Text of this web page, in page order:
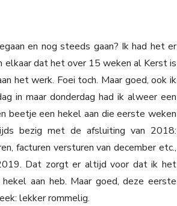
en nog steeds gaan? Ik had het er
elkaar dat het over 15 weken al Kerst is
het werk. Foei toch. Maar goed, ook ik
in maar donderdag had ik alweer een
beetje een hekel aan die eerste weken
bezig met de afsluiting van 2018:
facturen versturen van december etc.,
Dat zorgt er altijd voor dat ik het
aan heb. Maar goed, deze eerste
lekker rommelig.